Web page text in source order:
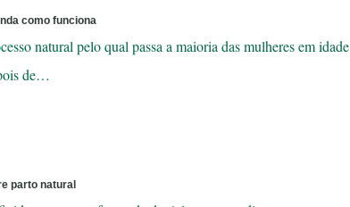
como funciona
natural pelo qual passa a maioria das mulheres em idade
de…
parto natural